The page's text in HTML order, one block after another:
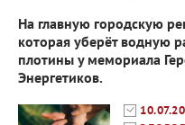
На главную городскую
которая уберёт водную
плотины у мемориала
Энергетиков.